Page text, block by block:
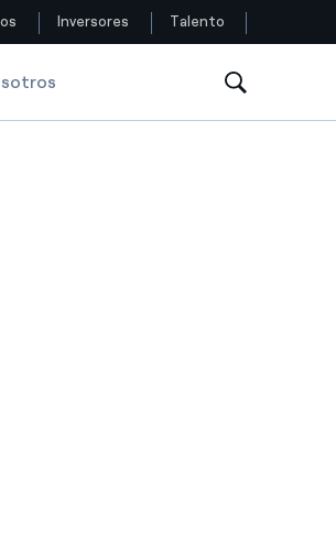
nosotros
Inversores Talento